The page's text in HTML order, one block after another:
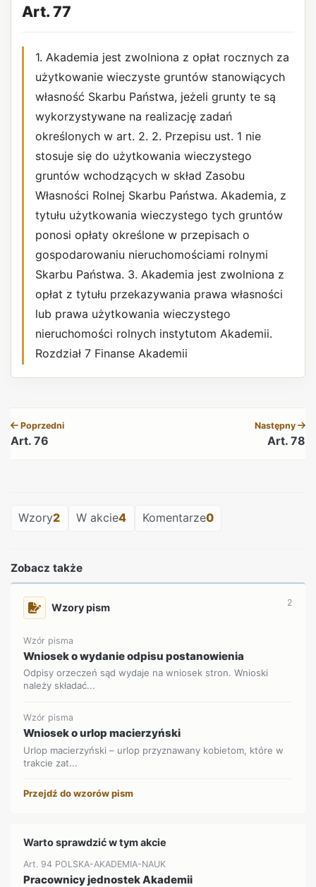
Art. 77
1. Akademia jest zwolniona z opłat rocznych za
użytkowanie wieczyste gruntów stanowiących
własność Skarbu Państwa, jeżeli grunty te są
wykorzystywane na realizację zadań
określonych w art. 2. 2. Przepisu ust. 1 nie
stosuje się do użytkowania wieczystego
gruntów wchodzących w skład Zasobu
Własności Rolnej Skarbu Państwa. Akademia, z
tytułu użytkowania wieczystego tych gruntów
ponosi opłaty określone w przepisach o
gospodarowaniu nieruchomościami rolnymi
Skarbu Państwa. 3. Akademia jest zwolniona z
opłat z tytułu przekazywania prawa własności
lub prawa użytkowania wieczystego
nieruchomości rolnych instytutom Akademii.
Rozdział 7 Finanse Akademii
Poprzedni
Art. 76
Następny
Art. 78
Wzory2 W akcie4 Komentarze0
Zobacz także
Wzory pism 2
Wzór pisma
Wniosek o wydanie odpisu postanowienia
Odpisy orzeczeń sąd wydaje na wniosek stron. Wnioski
należy składać...
Wzór pisma
Wniosek o urlop macierzyński
Urlop macierzyński – urlop przyznawany kobietom, które w
trakcie zat...
Przejdź do wzorów pism
Warto sprawdzić w tym akcie
Art. 94 POLSKA-AKADEMIA-NAUK
Pracownicy jednostek Akademii